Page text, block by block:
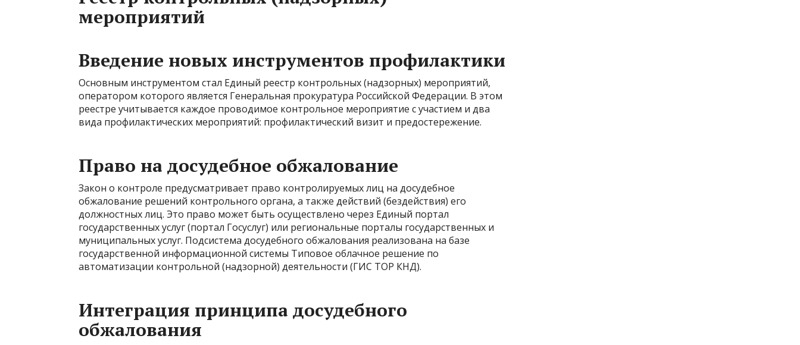
мероприятий
Введение новых инструментов профилактики
Основным инструментом стал Единый реестр контрольных (надзорных) мероприятий,
оператором которого является Генеральная прокуратура Российской Федерации. В этом
реестре учитывается каждое проводимое контрольное мероприятие с участием и два
вида профилактических мероприятий: профилактический визит и предостережение.
Право на досудебное обжалование
Закон о контроле предусматривает право контролируемых лиц на досудебное
обжалование решений контрольного органа, а также действий (бездействия) его
должностных лиц. Это право может быть осуществлено через Единый портал
государственных услуг (портал Госуслуг) или региональные порталы государственных и
муниципальных услуг. Подсистема досудебного обжалования реализована на базе
государственной информационной системы Типовое облачное решение по
автоматизации контрольной (надзорной) деятельности (ГИС ТОР КНД).
Интеграция принципа досудебного
обжалования